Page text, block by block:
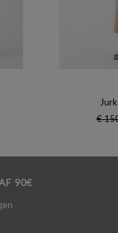
€
90€